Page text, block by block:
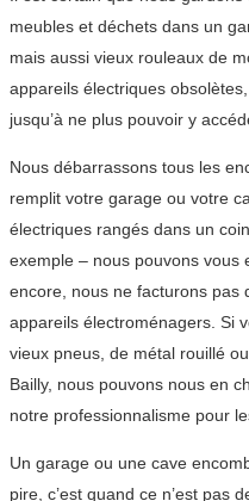
meubles et déchets dans un
mais aussi vieux rouleaux de
appareils électriques
jusqu’à ne plus pouvoir y
Nous débarrassons tous les
remplit votre garage ou votre
électriques rangés dans un
exemple – nous pouvons vous
encore, nous ne facturons pas
appareils électroménagers. Si
vieux pneus, de métal rouillé
Bailly, nous pouvons nous en
notre professionnalisme pour
Un garage ou une cave
pire, c’est quand ce n’est pas